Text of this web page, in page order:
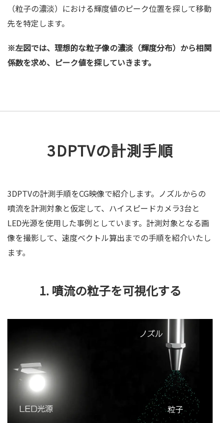
（粒子の濃淡）における輝度値のピーク位置を探して移動
先を特定します。
※左図では、理想的な粒子像の濃淡（輝度分布）から相関
係数を求め、ピーク値を探していきます。
3DPTVの計測手順
3DPTVの計測手順をCG映像で紹介します。ノズルからの
噴流を計測対象と仮定して、ハイスピードカメラ3台と
LED光源を使用した事例としています。計測対象となる画
像を撮影して、速度ベクトル算出までの手順を紹介いたし
ます。
1. 噴流の粒子を可視化する